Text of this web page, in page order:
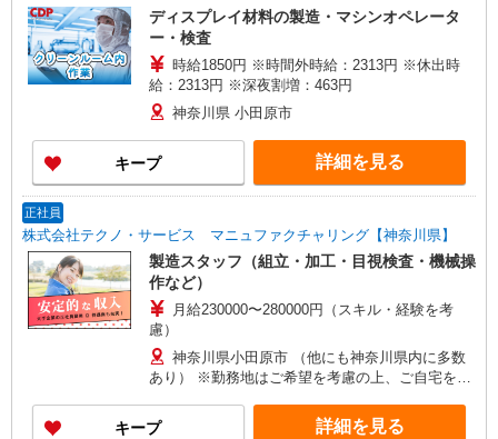
ディスプレイ材料の製造・マシンオペレータ
ー・検査
時給1850円 ※時間外時給：2313円 ※休出時
給：2313円 ※深夜割増：463円
神奈川県 小田原市
キープ 詳細を見る
正社員
株式会社テクノ・サービス マニュファクチャリング【神奈川県】
製造スタッフ（組立・加工・目視検査・機械操
作など）
月給230000〜280000円（スキル・経験を考
慮）
神奈川県小田原市 （他にも神奈川県内に多数
あり） ※勤務地はご希望を考慮の上、ご自宅を中
勤なし）
キープ 詳細を見る